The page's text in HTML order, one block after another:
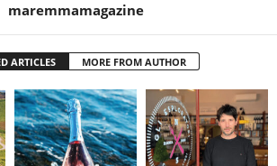
maremmamagazine
ARTICLES MORE FROM AUTHOR